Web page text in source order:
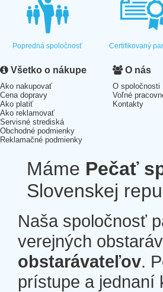
Popredná spoločnosť Certifikovaný
Všetko o nákupe
Ako nakupovať
Cena dopravy
Ako platiť
Ako reklamovať
Servisné strediská
Obchodné podmienky
Reklamačné podmienky
O nás
O spoločnosti
Voľné
Kontakty
Máme Pečať
Slovenskej
Naša spoločnosť
verejných
obstarávateľov.
prístupe a jednaní